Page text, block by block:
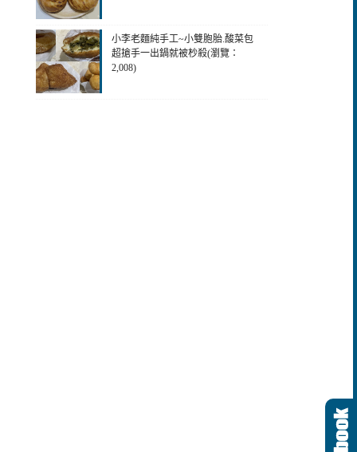
小李老麵純手工~小雙胞胎.酸菜包
超搶手一出鍋就被杪殺(瀏覽：
2,008)